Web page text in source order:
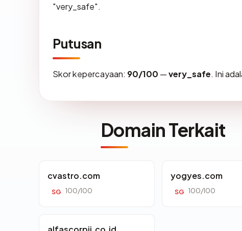
"very_safe".
Putusan
Skor kepercayaan: 90/100 —very_safe. Ini
Domain Terkait
cvastro.com
SG 100/100
yogyes.com
SG 100/100